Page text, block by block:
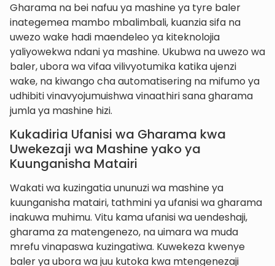
Gharama na bei nafuu ya mashine ya tyre baler
inategemea mambo mbalimbali, kuanzia sifa na
uwezo wake hadi maendeleo ya kiteknolojia
yaliyowekwa ndani ya mashine. Ukubwa na uwezo wa
baler, ubora wa vifaa vilivyotumika katika ujenzi
wake, na kiwango cha automatisering na mifumo ya
udhibiti vinavyojumuishwa vinaathiri sana gharama
jumla ya mashine hizi.
Kukadiria Ufanisi wa Gharama kwa
Uwekezaji wa Mashine yako ya
Kuunganisha Matairi
Wakati wa kuzingatia ununuzi wa mashine ya
kuunganisha matairi, tathmini ya ufanisi wa gharama
inakuwa muhimu. Vitu kama ufanisi wa uendeshaji,
gharama za matengenezo, na uimara wa muda
mrefu vinapaswa kuzingatiwa. Kuwekeza kwenye
baler ya ubora wa juu kutoka kwa mtengenezaji